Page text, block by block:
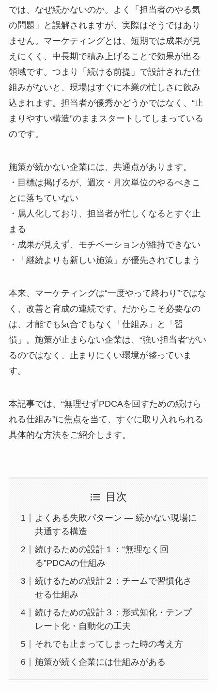
では、なぜ続かないのか。よく「担当者のやる気
の問題」と誤解されますが、実際はそうではあり
ません。マーケティングとは、短期では成果が見
えにくく、中長期で積み上げることで効果が出る
領域です。つまり「続ける前提」で設計された仕
組みがないと、現場はすぐに本業の忙しさに飲み
込まれます。担当者が優秀かどうかではなく、“止
まりやすい構造”のままスタートしてしまっている
のです。
施策が続かない企業には、共通点があります。
・目標は掲げるが、週次・月次単位のやるべきこ
とに落ちていない
・属人化しており、担当者が忙しくなるとすぐ止
まる
・成果が見えず、モチベーションが維持できない
・「継続よりも新しい施策」が優先されてしまう
本来、マーケティングは“一度やって終わり”ではな
く、改善と育成の連続です。だからこそ必要なの
は、才能でも気合でもなく「仕組み」と「習
慣」。施策が止まらない企業は、“強い担当者”がい
るのではなく、止まりにくい環境が整っていま
す。
本記事では、“無理せずPDCAを回すための続けら
れる仕組み”に焦点を当て、すぐに取り入れられる
具体的な方法をご紹介します。
目次
よくある失敗パターン ― 続かない現場に
共通する構造
続けるための設計１：“無理なく回
る”PDCAの仕組み
続けるための設計２：チームで習慣化さ
せる仕組み
続けるための設計３：形式知化・テンプ
レート化・自動化の工夫
それでも止まってしまった時の考え方
施策が続く企業には仕組みがある